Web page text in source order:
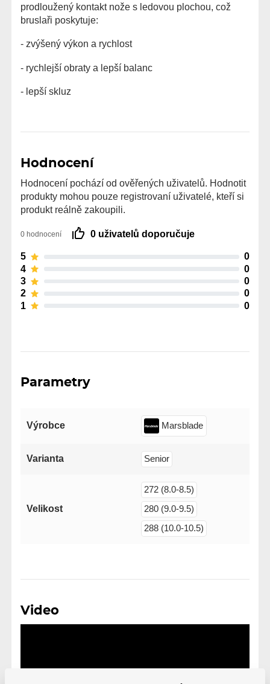
prodloužený kontakt nože s ledovou plochou, což
bruslaři poskytuje:
- zvýšený výkon a rychlost
- rychlejší obraty a lepší balanc
- lepší skluz
Hodnocení
Hodnocení pochází od ověřených uživatelů. Hodnotit
produkty mohou pouze registrovaní uživatelé, kteří si
produkt reálně zakoupili.
0 hodnocení 0 uživatelů doporučuje
5
0
4
0
3
0
2
0
1
0
Parametry
Výrobce Marsblade
Varianta Senior
Velikost
272 (8.0-8.5)
280 (9.0-9.5)
288 (10.0-10.5)
Video